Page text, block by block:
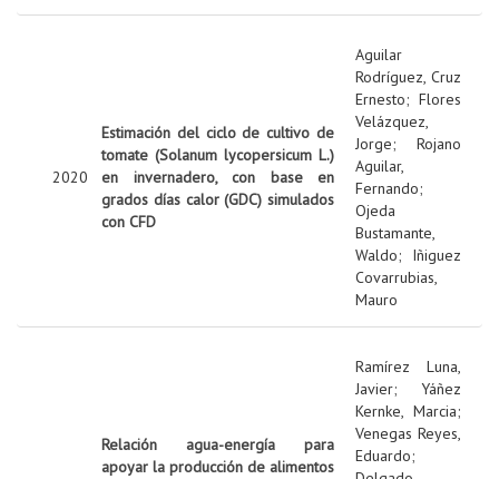
2020
Estimación del ciclo de cultivo de
tomate (Solanum lycopersicum L.)
en invernadero, con base en
grados días calor (GDC) simulados
con CFD
Aguilar
Rodríguez, Cruz
Ernesto; Flores
Velázquez,
Jorge; Rojano
Aguilar,
Fernando;
Ojeda
Bustamante,
Waldo; Iñiguez
Covarrubias,
Mauro
Relación agua-energía para
apoyar la producción de alimentos
Ramírez Luna,
Javier; Yáñez
Kernke, Marcia;
Venegas Reyes,
Eduardo;